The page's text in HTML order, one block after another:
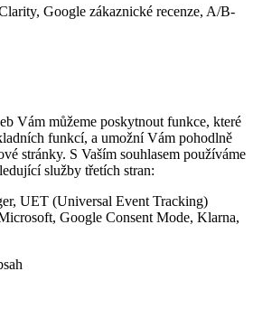
Google zákaznické recenze, A/B-
Vám můžeme poskytnout funkce, které
funkcí, a umožní Vám pohodlně
stránky. S Vaším souhlasem používáme
služby třetích stran:
UET (Universal Event Tracking)
Google Consent Mode, Klarna,